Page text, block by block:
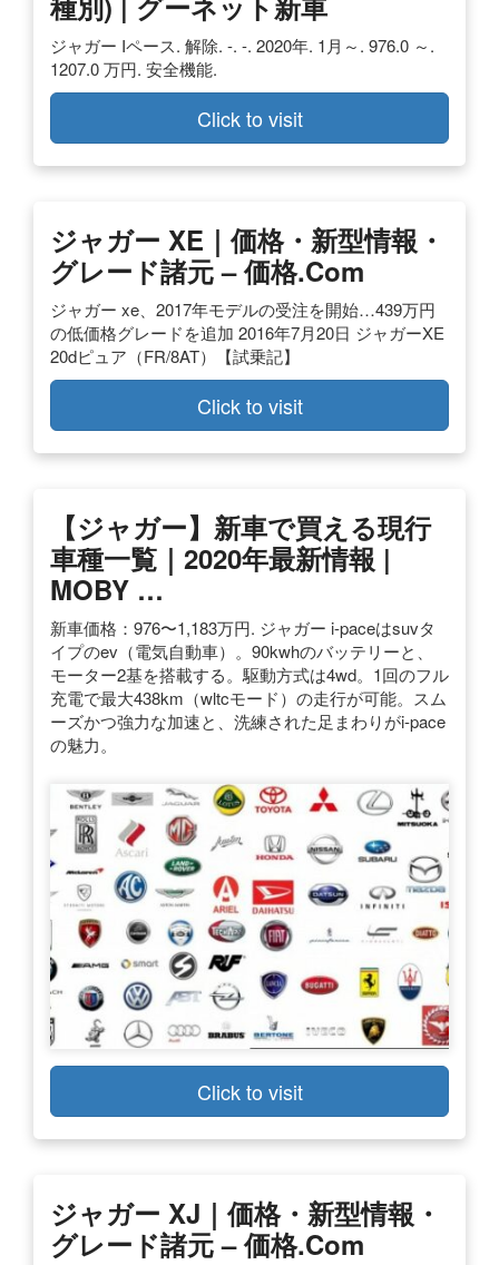
ジャガー Iペース. 解除. -. -. 2020年. 1月～. 976.0 ～.
1207.0 万円. 安全機能.
Click to visit
ジャガー XE｜価格・新型情報・
グレード諸元 – 価格.com
ジャガー xe、2017年モデルの受注を開始…439万円
の低価格グレードを追加 2016年7月20日 ジャガーXE
20dピュア（FR/8AT）【試乗記】
Click to visit
【ジャガー】新車で買える現行
車種一覧｜2020年最新情報 |
MOBY …
新車価格：976〜1,183万円. ジャガー i-paceはsuvタ
イプのev（電気自動車）。90kwhのバッテリーと、
モーター2基を搭載する。駆動方式は4wd。1回のフル
充電で最大438km（wltcモード）の走行が可能。スム
ーズかつ強力な加速と、洗練された足まわりがi-pace
の魅力。
Click to visit
ジャガー XJ｜価格・新型情報・
グレード諸元 – 価格.com